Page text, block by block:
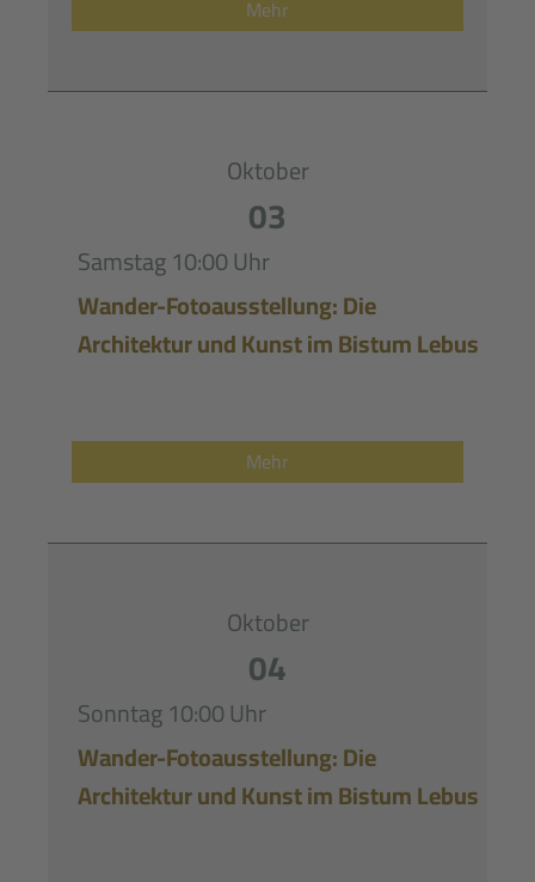
Mehr
Oktober
03
Samstag10:00 Uhr
Wander-Fotoausstellung: Die
Architektur und Kunst im Bistum Lebus
Mehr
Oktober
04
Sonntag10:00 Uhr
Wander-Fotoausstellung: Die
Architektur und Kunst im Bistum Lebus